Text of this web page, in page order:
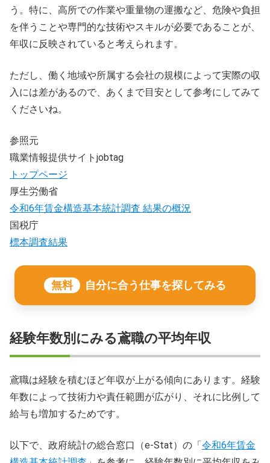
う。特に、高所での作業や重量物の運搬など、危険や負担
を伴うことや専門的な技術やスキルが必要であることが、
年収に反映されていると考えられます。
ただし、働く地域や所属する会社の規模によって実際の収
入には差があるので、あくまで目安として参考にしてみて
くださいね。
参照元
職業情報提供サイトjobtag
トップページ
厚生労働省
令和6年賃金構造基本統計調査 結果の概況
国税庁
標本調査結果
無料 自分に合う仕事を探してみる
経験年数別にみる鳶職の平均年収
鳶職は経験を積むほど年収が上がる傾向にあります。経験
年数によって技術力や責任範囲が広がり、それに比例して
給与も増加するためです。
以下で、政府統計の総合窓口（e-Stat）の「 令和6年賃金